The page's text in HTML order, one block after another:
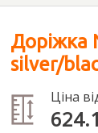
Доріжка
silver/
Ціна